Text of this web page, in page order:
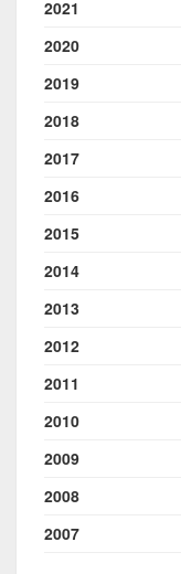
2021
2020
2019
2018
2017
2016
2015
2014
2013
2012
2011
2010
2009
2008
2007